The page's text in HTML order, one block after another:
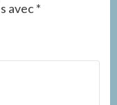
avec*